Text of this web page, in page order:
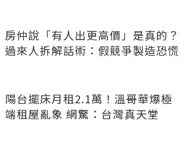
房仲說「有人出更高價」是真的？
過來人拆解話術：假競爭製造恐慌
陽台擺床月租2.1萬！溫哥華爆極
端租屋亂象 網驚：台灣真天堂